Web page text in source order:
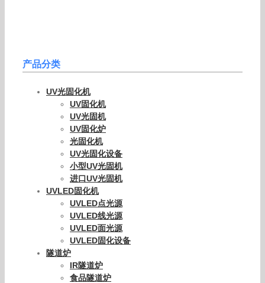
产品分类
UV光固化机
UV固化机
UV光固机
UV固化炉
光固化机
UV光固化设备
小型UV光固机
进口UV光固机
UVLED固化机
UVLED点光源
UVLED线光源
UVLED面光源
UVLED固化设备
隧道炉
IR隧道炉
食品隧道炉